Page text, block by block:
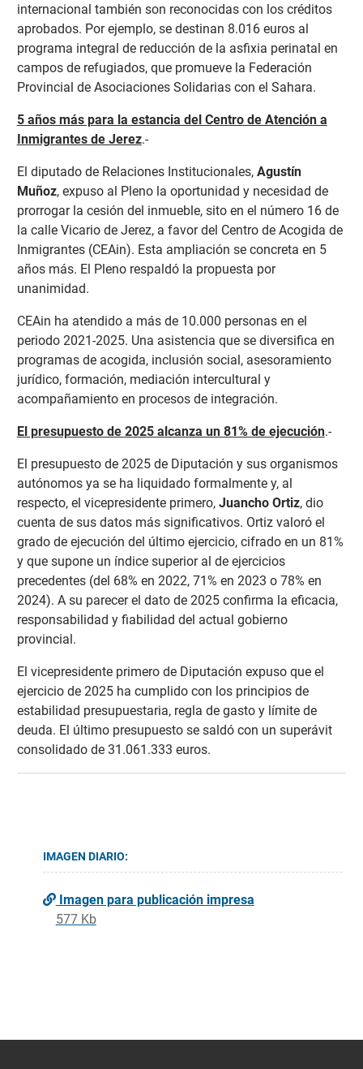
internacional también son reconocidas con los créditos
aprobados. Por ejemplo, se destinan 8.016 euros al
programa integral de reducción de la asfixia perinatal en
campos de refugiados, que promueve la Federación
Provincial de Asociaciones Solidarias con el Sahara.
5 años más para la estancia del Centro de Atención a
Inmigrantes de Jerez.-
El diputado de Relaciones Institucionales, Agustín
Muñoz, expuso al Pleno la oportunidad y necesidad de
prorrogar la cesión del inmueble, sito en el número 16 de
la calle Vicario de Jerez, a favor del Centro de Acogida de
Inmigrantes (CEAin). Esta ampliación se concreta en 5
años más. El Pleno respaldó la propuesta por
unanimidad.
CEAin ha atendido a más de 10.000 personas en el
periodo 2021-2025. Una asistencia que se diversifica en
programas de acogida, inclusión social, asesoramiento
jurídico, formación, mediación intercultural y
acompañamiento en procesos de integración.
El presupuesto de 2025 alcanza un 81% de ejecución.-
El presupuesto de 2025 de Diputación y sus organismos
autónomos ya se ha liquidado formalmente y, al
respecto, el vicepresidente primero, Juancho Ortiz, dio
cuenta de sus datos más significativos. Ortiz valoró el
grado de ejecución del último ejercicio, cifrado en un 81%
y que supone un índice superior al de ejercicios
precedentes (del 68% en 2022, 71% en 2023 o 78% en
2024). A su parecer el dato de 2025 confirma la eficacia,
responsabilidad y fiabilidad del actual gobierno
provincial.
El vicepresidente primero de Diputación expuso que el
ejercicio de 2025 ha cumplido con los principios de
estabilidad presupuestaria, regla de gasto y límite de
deuda. El último presupuesto se saldó con un superávit
consolidado de 31.061.333 euros.
IMAGEN DIARIO:
Imagen para publicación impresa
577 Kb